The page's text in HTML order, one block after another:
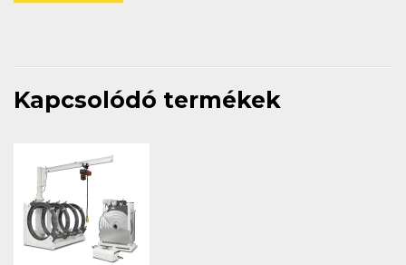
Kapcsolódó termékek